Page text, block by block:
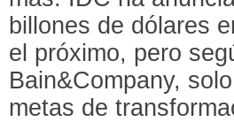
billones de dólares
el próximo, pero
Bain&Company,
metas de